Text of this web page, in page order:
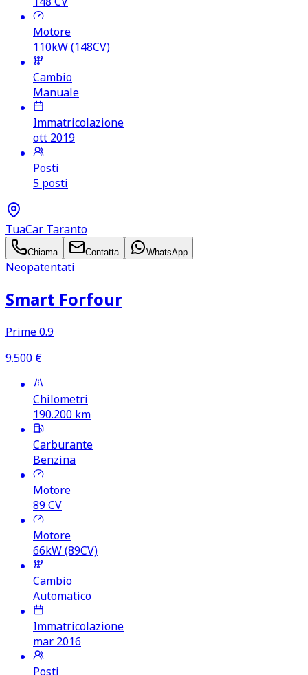
Motore
110kW (148CV)
Cambio
Manuale
Immatricolazione
ott 2019
Posti
5 posti
TuaCar Taranto
Chiama Contatta WhatsApp
Neopatentati
Smart Forfour
Prime 0.9
9.500 €
Chilometri
190.200 km
Carburante
Benzina
Motore
89CV
Motore
66kW (89CV)
Cambio
Automatico
Immatricolazione
mar 2016
Posti